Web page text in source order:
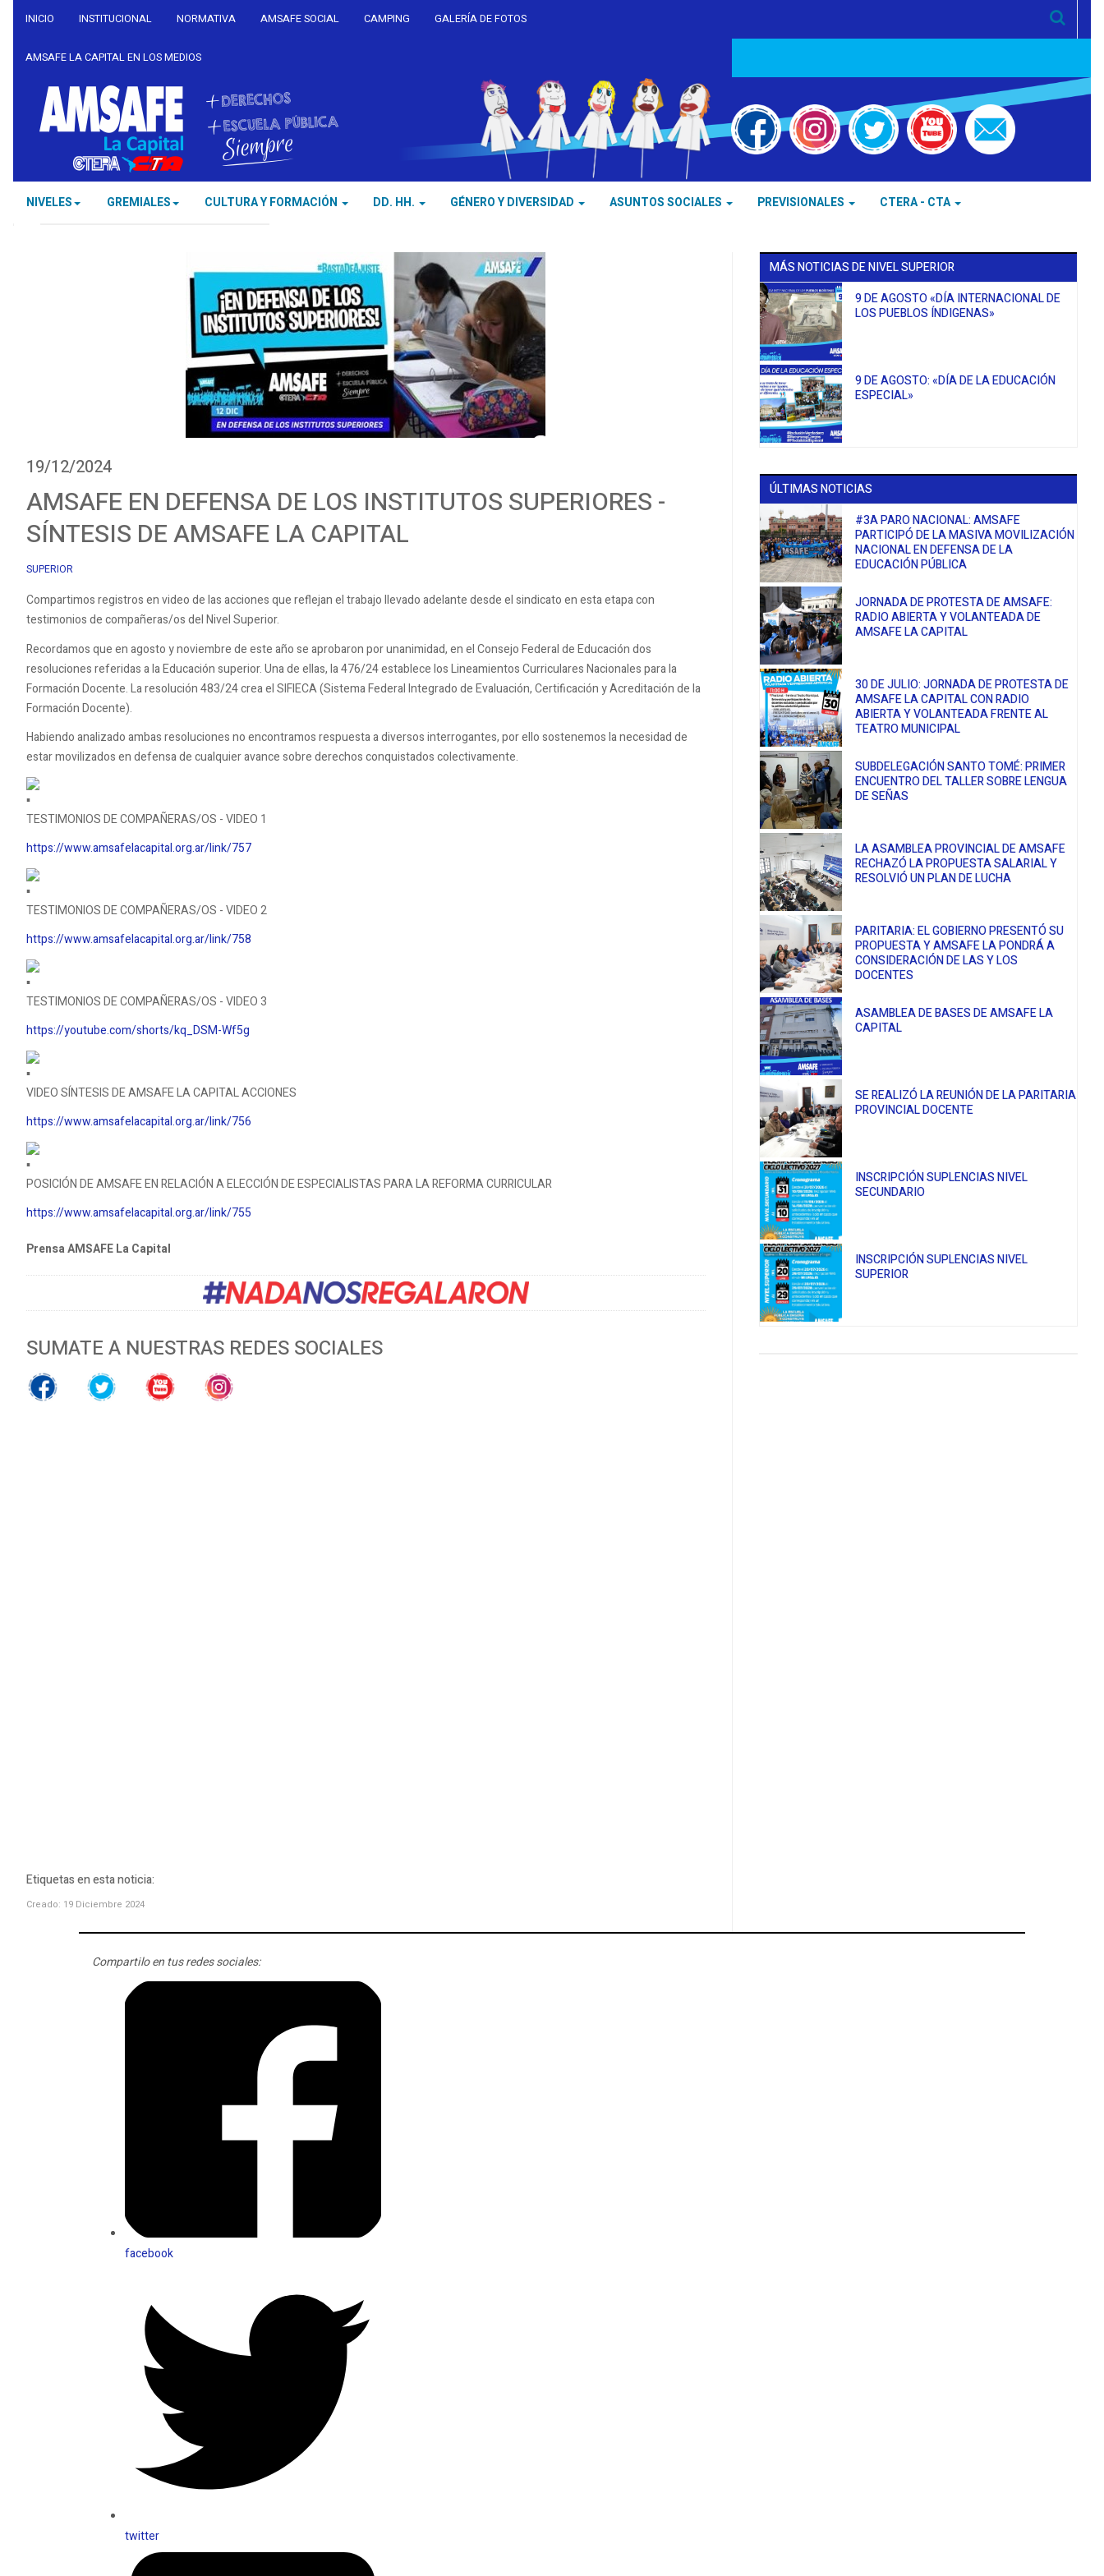
INICIO INSTITUCIONAL NORMATIVA AMSAFE SOCIAL CAMPING GALERÍA DE FOTOS
AMSAFE LA CAPITAL EN LOS MEDIOS
NIVELES GREMIALES CULTURA Y FORMACIÓN DD. HH. GÉNERO Y DIVERSIDAD ASUNTOS SOCIALES PREVISIONALES CTERA - CTA
19/12/2024
AMSAFE EN DEFENSA DE LOS INSTITUTOS SUPERIORES -
SÍNTESIS DE AMSAFE LA CAPITAL
SUPERIOR
Compartimos registros en video de las acciones que reflejan el trabajo llevado adelante desde el sindicato en esta etapa con
testimonios de compañeras/os del Nivel Superior.
Recordamos que en agosto y noviembre de este año se aprobaron por unanimidad, en el Consejo Federal de Educación dos
resoluciones referidas a la Educación superior. Una de ellas, la 476/24 establece los Lineamientos Curriculares Nacionales para la
Formación Docente. La resolución 483/24 crea el SIFIECA (Sistema Federal Integrado de Evaluación, Certificación y Acreditación de la
Formación Docente).
Habiendo analizado ambas resoluciones no encontramos respuesta a diversos interrogantes, por ello sostenemos la necesidad de
estar movilizados en defensa de cualquier avance sobre derechos conquistados colectivamente.
TESTIMONIOS DE COMPAÑERAS/OS - VIDEO 1
https://www.amsafelacapital.org.ar/link/757
TESTIMONIOS DE COMPAÑERAS/OS - VIDEO 2
https://www.amsafelacapital.org.ar/link/758
TESTIMONIOS DE COMPAÑERAS/OS - VIDEO 3
https://youtube.com/shorts/kq_DSM-Wf5g
VIDEO SÍNTESIS DE AMSAFE LA CAPITAL ACCIONES
https://www.amsafelacapital.org.ar/link/756
POSICIÓN DE AMSAFE EN RELACIÓN A ELECCIÓN DE ESPECIALISTAS PARA LA REFORMA CURRICULAR
https://www.amsafelacapital.org.ar/link/755
Prensa AMSAFE La Capital
SUMATE A NUESTRAS REDES SOCIALES
Etiquetas en esta noticia:
Creado: 19 Diciembre 2024
MÁS NOTICIAS DE NIVEL SUPERIOR
9 DE AGOSTO «DÍA INTERNACIONAL DE
LOS PUEBLOS ÍNDIGENAS»
9 DE AGOSTO: «DÍA DE LA EDUCACIÓN
ESPECIAL»
ÚLTIMAS NOTICIAS
#3A PARO NACIONAL: AMSAFE
PARTICIPÓ DE LA MASIVA MOVILIZACIÓN
NACIONAL EN DEFENSA DE LA
EDUCACIÓN PÚBLICA
JORNADA DE PROTESTA DE AMSAFE:
RADIO ABIERTA Y VOLANTEADA DE
AMSAFE LA CAPITAL
30 DE JULIO: JORNADA DE PROTESTA DE
AMSAFE LA CAPITAL CON RADIO
ABIERTA Y VOLANTEADA FRENTE AL
TEATRO MUNICIPAL
SUBDELEGACIÓN SANTO TOMÉ: PRIMER
ENCUENTRO DEL TALLER SOBRE LENGUA
DE SEÑAS
LA ASAMBLEA PROVINCIAL DE AMSAFE
RECHAZÓ LA PROPUESTA SALARIAL Y
RESOLVIÓ UN PLAN DE LUCHA
PARITARIA: EL GOBIERNO PRESENTÓ SU
PROPUESTA Y AMSAFE LA PONDRÁ A
CONSIDERACIÓN DE LAS Y LOS
DOCENTES
ASAMBLEA DE BASES DE AMSAFE LA
CAPITAL
SE REALIZÓ LA REUNIÓN DE LA PARITARIA
PROVINCIAL DOCENTE
INSCRIPCIÓN SUPLENCIAS NIVEL
SECUNDARIO
INSCRIPCIÓN SUPLENCIAS NIVEL
SUPERIOR
Compartilo en tus redes sociales:
facebook
twitter